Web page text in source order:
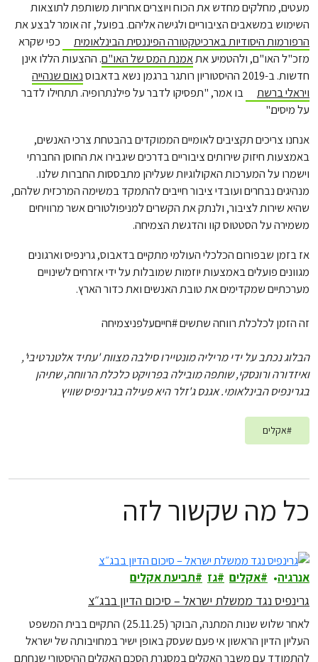
מעטים, מחלקים מחדש את הכוח ויוצרים אחריות משותפת לתוצאות
השימוש במשאבים הציבוריים ולגישה אליהם. בפועל, זה אומר לבצע את
הרפורמות היסודיות בארכיטקטורה הפיננסית הבינלאומית
כפי שקרא
מזכ"ל האו"ם, ולהטמיע אתאמנת המס של האו"ם. ההצעות הללו אינן
חדשות. ב-2019 ההיסטוריון רותגר ברגמן נשא בדאבוס
נאום שנהייה
ויראלי ברשת
בו אמר, "תפסיקו לדבר על פילנתרופיה. תתחילו לדבר
על מיסים."
אנחנו צריכים תקציבים לאומיים הממוקדים בהבטחת צרכי האנשים,
באמצעות חיזוק שירותים ציבוריים בדרכים שיגבירו את החוסן החברתי
וישמרו על המערכות האקולוגיות שעליהן מתבססות החברות שלנו.
מנהיגים נבחרים ועובדי ציבור חייבים להתמקד במשימה המרכזית שלהם,
שהיא שירות לציבור, ולנתק את הקשרים למניפולטורים אשר מרוויחים
משמירה על הסטטוס קוו והדגשת הצמיחה.
אז בזמן שבפורום הכלכלי העולמי מתקיים בדאבוס, גרינפיס וארגונים
מגוונים פועלים באמצעות יוזמות שמובלות על ידי אזרחים לשינויים
מערכתיים שמקדימים את טובת האנשים ואת כדור הארץ.
זה הזמן לכלכלת רווחה שתשים #חייםעלפניצמיחה
הבלוג נכתב על ידי מריליה מונטיירו סילבה מצוות 'עתיד אלטנרטיבי',
ואיזדורה ורונסקי, שותפה מובילה בפרויקט כלכלת הרווחה, שתיהן
בגרינפיס הבינלאומי. אגנס ג'זלר היא פעילה בגרינפיס שוויץ
#אקלים
כל מה שקשור לזה
אנרגיה אקלים גז תביעת אקלים
גרינפיס נגד ממשלת ישראל – סיכום הדיון בבג״צ
לאחר שלוש שנות המתנה, הבוקר (25.11.25) התקיים בבית המשפט
העליון הדיון הראשון אי פעם שעסק באופן ישיר במחויבותה של ישראל
להתמודד עם משבר האקלים במסגרת הסכם האקלים ההיסטורי שנחתם